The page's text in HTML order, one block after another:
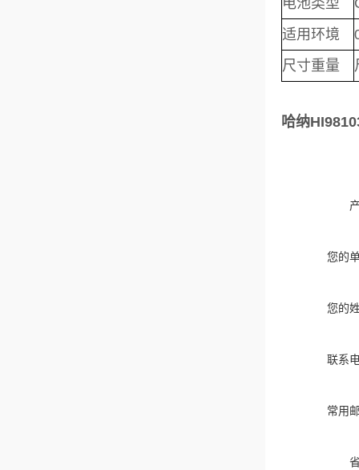
电池类型
适用环境
尺寸重量
哈纳
您的
您的
联系
常用